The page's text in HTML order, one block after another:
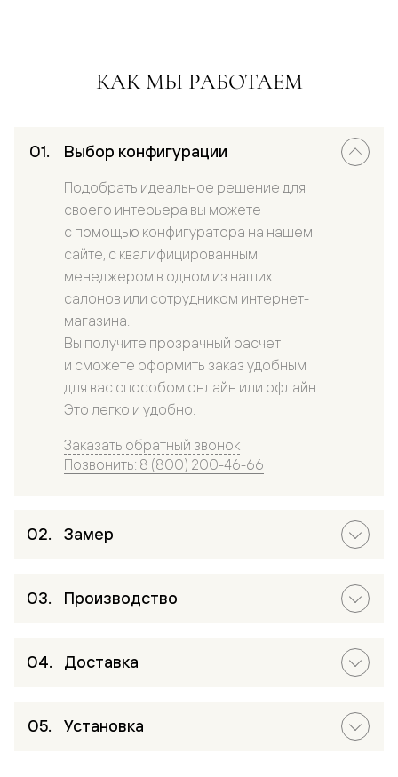
КАК МЫ РАБОТАЕМ
Выбор конфигурации
Подобрать идеальное решение для
своего интерьера вы можете
с помощью конфигуратора на нашем
сайте, с квалифицированным
менеджером в одном из наших
салонов или сотрудником интернет-
магазина.
Вы получите прозрачный расчет
и сможете оформить заказ удобным
для вас способом онлайн или офлайн.
Это легко и удобно.
Заказать обратный звонок
Позвонить: 8 (800) 200-46-66
Замер
Производство
Доставка
Установка